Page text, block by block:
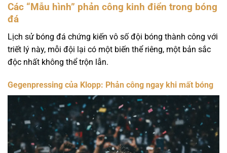
Các “Mẫu hình” phản công kinh điển trong bóng
đá
Lịch sử bóng đá chứng kiến vô số đội bóng thành công với
triết lý này, mỗi đội lại có một biến thể riêng, một bản sắc
độc nhất không thể trộn lẫn.
Gegenpressing của Klopp: Phản công ngay khi mất bóng